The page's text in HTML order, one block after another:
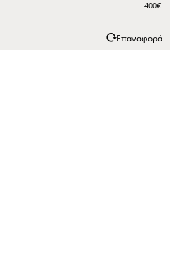
400€
Επαναφορά